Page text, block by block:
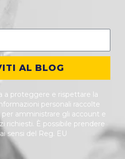
AL BLOG
a proteggere e rispettare la
personali raccolte
amministrare gli account e
richiesti. È possibile prendere
sensi del Reg. EU